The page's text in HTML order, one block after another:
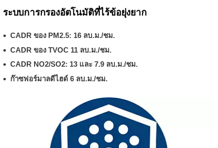
ระบบการกรองอัตโนมัติที่ไร้ข้อยุ่งยาก
CADR ของ PM2.5: 16 ลบ.ม./ชม.
CADR ของ TVOC 11 ลบ.ม./ชม.
CADR NO2/SO2: 13 และ 7.9 ลบ.ม./ชม.
ก๊าซฟอร์มาลดีไฮด์ 6 ลบ.ม./ชม.